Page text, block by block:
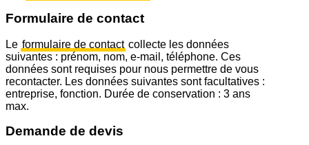
Formulaire de contact
Le formulaire de contact collecte les données
suivantes : prénom, nom, e-mail, téléphone. Ces
données sont requises pour nous permettre de vous
recontacter. Les données suivantes sont facultatives :
entreprise, fonction. Durée de conservation : 3 ans
max.
Demande de devis